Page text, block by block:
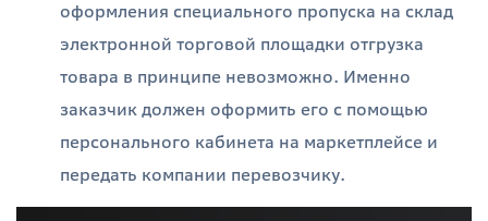
оформления специального пропуска на склад
электронной торговой площадки отгрузка
товара в принципе невозможно. Именно
заказчик должен оформить его с помощью
персонального кабинета на маркетплейсе и
передать компании перевозчику.